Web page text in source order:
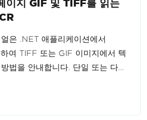
이지 GIF 및 TIFF를 읽는
은 .NET 애플리케이션에서
여 TIFF 또는 GIF 이미지에서 텍
법을 안내합니다. 단일 또는 다중